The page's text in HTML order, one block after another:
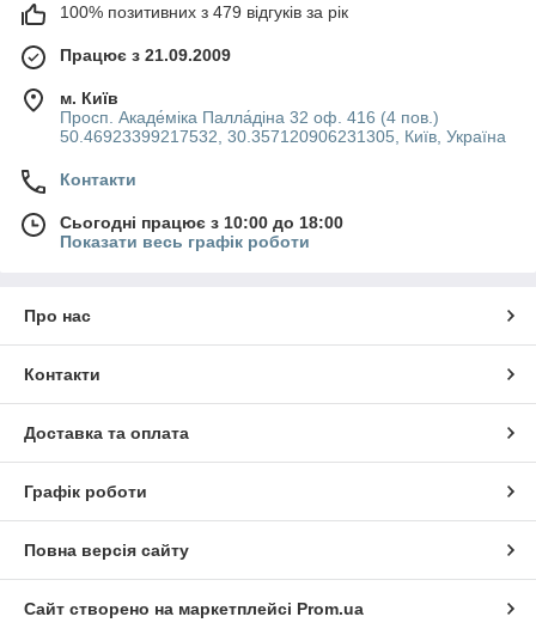
100% позитивних з 479 відгуків за рік
Працює з 21.09.2009
м. Київ
Просп. Акаде́міка Палла́діна 32 оф. 416 (4 пов.)
50.46923399217532, 30.357120906231305, Київ, Україна
Контакти
Сьогодні працює з 10:00 до 18:00
Показати весь графік роботи
Про нас
Контакти
Доставка та оплата
Графік роботи
Повна версія сайту
Сайт створено на маркетплейсі Prom.ua